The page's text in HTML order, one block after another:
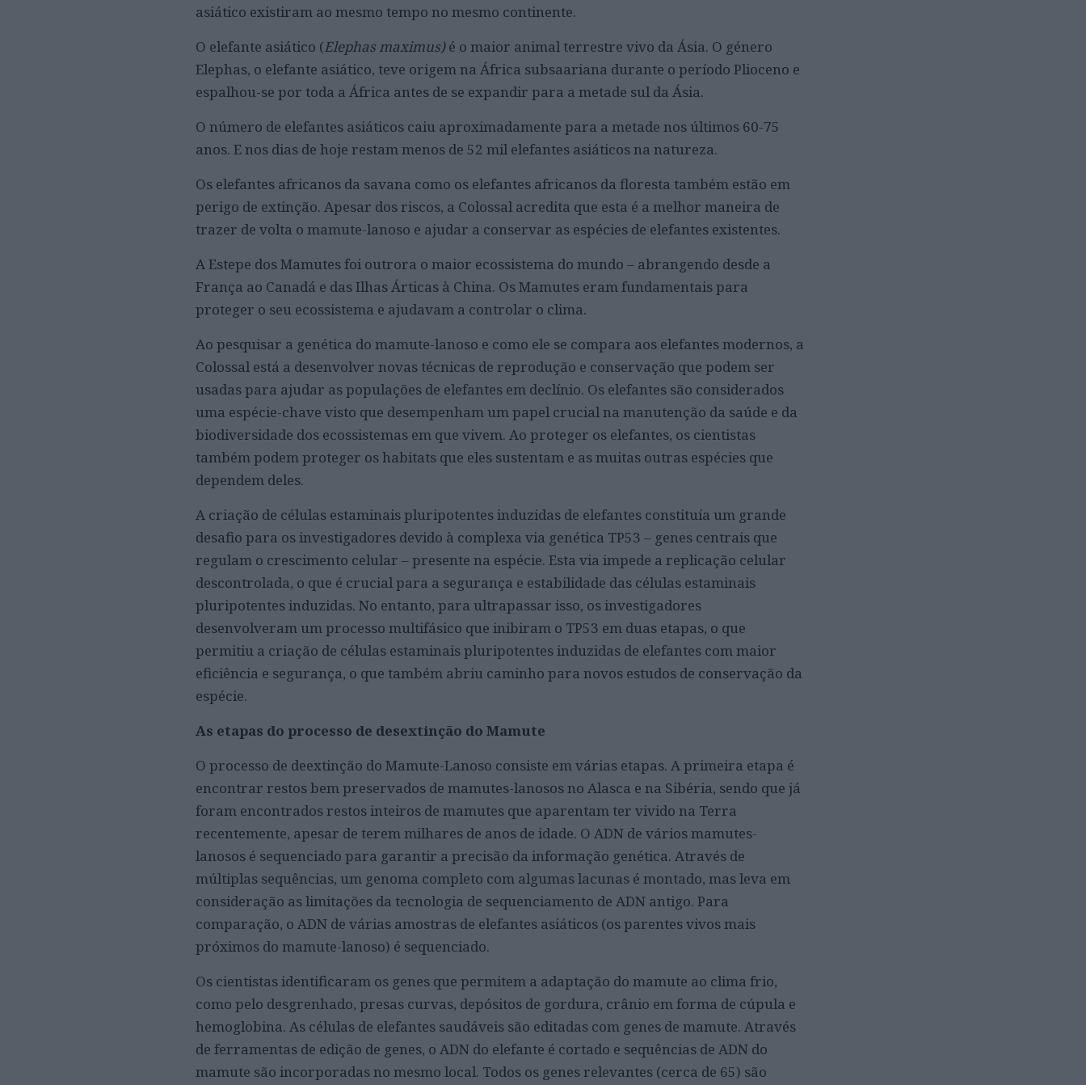
asiático existiram ao mesmo tempo no mesmo continente.
O elefante asiático (Elephas maximus)é o maior animal terrestre vivo da Ásia. O género
Elephas, o elefante asiático, teve origem na África subsaariana durante o período Plioceno e
espalhou-se por toda a África antes de se expandir para a metade sul da Ásia.
O número de elefantes asiáticos caiu aproximadamente para a metade nos últimos 60-75
anos. E nos dias de hoje restam menos de 52 mil elefantes asiáticos na natureza.
Os elefantes africanos da savana como os elefantes africanos da floresta também estão em
perigo de extinção. Apesar dos riscos, a Colossal acredita que esta é a melhor maneira de
trazer de volta o mamute-lanoso e ajudar a conservar as espécies de elefantes existentes.
A Estepe dos Mamutes foi outrora o maior ecossistema do mundo – abrangendo desde a
França ao Canadá e das Ilhas Árticas à China. Os Mamutes eram fundamentais para
proteger o seu ecossistema e ajudavam a controlar o clima.
Ao pesquisar a genética do mamute-lanoso e como ele se compara aos elefantes modernos, a
Colossal está a desenvolver novas técnicas de reprodução e conservação que podem ser
usadas para ajudar as populações de elefantes em declínio. Os elefantes são considerados
uma espécie-chave visto que desempenham um papel crucial na manutenção da saúde e da
biodiversidade dos ecossistemas em que vivem. Ao proteger os elefantes, os cientistas
também podem proteger os habitats que eles sustentam e as muitas outras espécies que
dependem deles.
A criação de células estaminais pluripotentes induzidas de elefantes constituía um grande
desafio para os investigadores devido à complexa via genética TP53 – genes centrais que
regulam o crescimento celular – presente na espécie. Esta via impede a replicação celular
descontrolada, o que é crucial para a segurança e estabilidade das células estaminais
pluripotentes induzidas. No entanto, para ultrapassar isso, os investigadores
desenvolveram um processo multifásico que inibiram o TP53 em duas etapas, o que
permitiu a criação de células estaminais pluripotentes induzidas de elefantes com maior
eficiência e segurança, o que também abriu caminho para novos estudos de conservação da
espécie.
As etapas do processo de desextinção do Mamute
O processo de deextinção do Mamute-Lanoso consiste em várias etapas. A primeira etapa é
encontrar restos bem preservados de mamutes-lanosos no Alasca e na Sibéria, sendo que já
foram encontrados restos inteiros de mamutes que aparentam ter vivido na Terra
recentemente, apesar de terem milhares de anos de idade. O ADN de vários mamutes-
lanosos é sequenciado para garantir a precisão da informação genética. Através de
múltiplas sequências, um genoma completo com algumas lacunas é montado, mas leva em
consideração as limitações da tecnologia de sequenciamento de ADN antigo. Para
comparação, o ADN de várias amostras de elefantes asiáticos (os parentes vivos mais
próximos do mamute-lanoso) é sequenciado.
Os cientistas identificaram os genes que permitem a adaptação do mamute ao clima frio,
como pelo desgrenhado, presas curvas, depósitos de gordura, crânio em forma de cúpula e
hemoglobina. As células de elefantes saudáveis são editadas com genes de mamute. Através
de ferramentas de edição de genes, o ADN do elefante é cortado e sequências de ADN do
mamute são incorporadas no mesmo local. Todos os genes relevantes (cerca de 65) são